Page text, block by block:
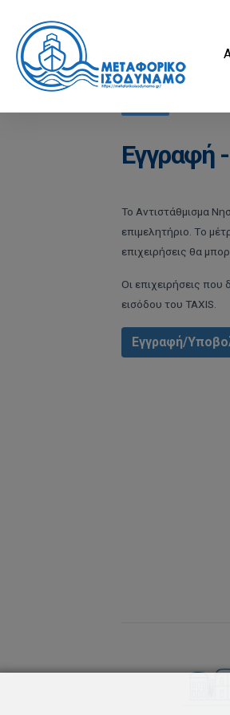
Εγγραφή
Το Αντιστάθμισμα
επιμελητήριο. Tο
επιχειρήσεις θα
Οι επιχειρήσεις
εισόδου του TAXIS.
Εγγραφή/